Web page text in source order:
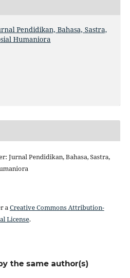
Pendidikan, Bahasa, Sastra,
Humaniora
Jurnal Pendidikan, Bahasa, Sastra,
aCreative Commons Attribution-
License.
the same author(s)